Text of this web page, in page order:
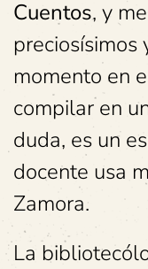
Cuentos, y
preciosísimos
momento en
compilar en
duda, es un
docente usa
Zamora.
La